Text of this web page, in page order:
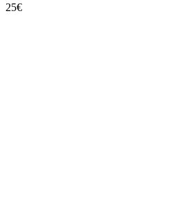
25€